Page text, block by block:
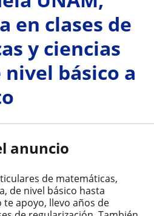
en clases de
y ciencias
nivel básico a
anuncio
de matemáticas,
de nivel básico hasta
apoyo, llevo años de